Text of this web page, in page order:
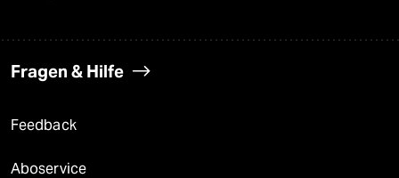
Fragen & Hilfe
Feedback
Aboservice